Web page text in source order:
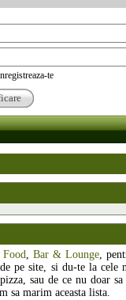
te
Food, Bar & Lounge,
pe site, si du-te la cele
sau de ce nu doar
sa marim aceasta lista.